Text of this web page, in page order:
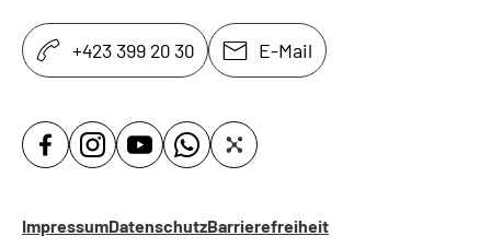
+423 399 20 30 E-Mail
ImpressumDatenschutzBarrierefreiheit